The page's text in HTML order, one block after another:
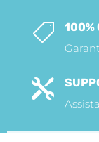

100%
